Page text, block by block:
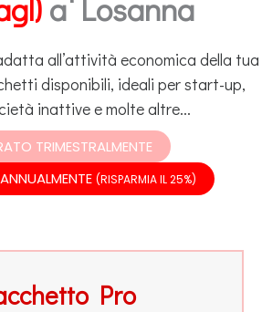
a Losanna
all’attività economica della tua
disponibili, ideali per start-up,
inattive e molte altre...
TRIMESTRALMENTE
(RISPARMIA IL 25%)
Pro